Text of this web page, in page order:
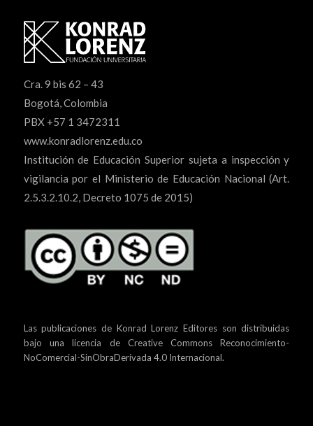
Cra. 9 bis 62 – 43
Bogotá, Colombia
PBX +57 1 3472311
www.konradlorenz.edu.co
Institución de Educación Superior sujeta a inspección y
vigilancia por el Ministerio de Educación Nacional (Art.
2.5.3.2.10.2, Decreto 1075 de 2015)
Las publicaciones de Konrad Lorenz Editores son distribuidas
bajo unalicencia de Creative Commons Reconocimiento-
NoComercial-SinObraDerivada 4.0 Internacional.